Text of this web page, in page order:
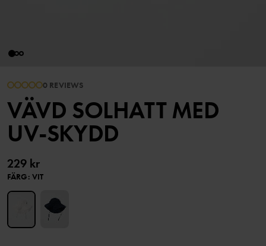
0 REVIEWS
VÄVD SOLHATT MED
UV-SKYDD
229 kr
FÄRG: VIT